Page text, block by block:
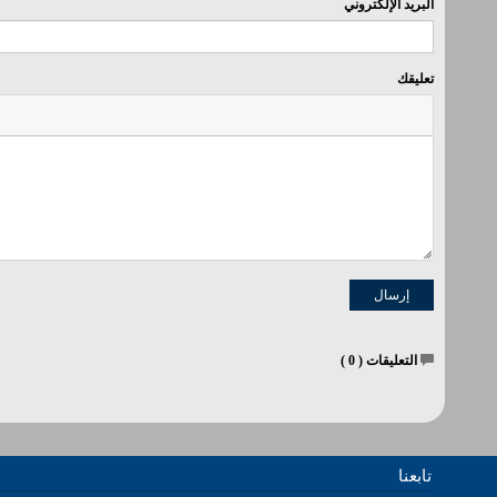
البريد الإلكتروني
تعليقك
التعليقات ( 0
)
تابعنا